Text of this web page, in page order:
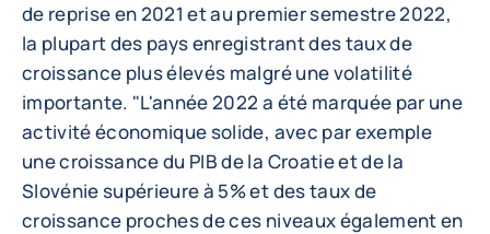
de reprise en 2021 et au premier semestre 2022,
la plupart des pays enregistrant des taux de
croissance plus élevés malgré une volatilité
importante. "L'année 2022 a été marquée par une
activité économique solide, avec par exemple
une croissance du PIB de la Croatie et de la
Slovénie supérieure à 5% et des taux de
croissance proches de ces niveaux également en